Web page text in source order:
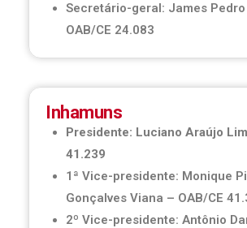
Secretário-geral: James Pedro
OAB/CE 24.083
Inhamuns
Presidente: Luciano Araújo
41.239
1ª Vice-presidente: Monique
Gonçalves Viana – OAB/CE
2º Vice-presidente: Antônio